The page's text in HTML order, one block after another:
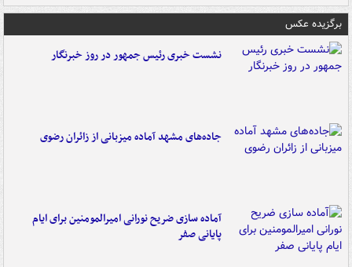
برگزیده عکس
نشست خبری رئیس جمهور در روز خبرنگار
جاده‌های مشهد آماده میزبانی از زائران رضوی
آماده سازی ضریح نورانی امیرالمومنین برای ایام
پایانی صفر